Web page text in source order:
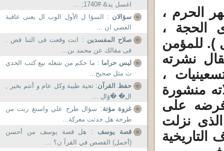
الحرم ،
الحجة ،
). للمؤمن
نشرته
،
منشورة
على
نزلت
اغسل ید& #1740; ...
سؤالان : السؤا ل الأول الوب ال يعنى عاقبة
العصي ان ...
صلاح المفسدين : انت وقعت فى التنا قض .
فى مقالك عن محمد بن...
ليس حراما : ما حكم من شغله بيع كتب الحدي
ث مثل صحيح...
حفظ القرآن: تحية طيبة وكل عام و أنتم بخير ,
ال� �ؤال ...
غزوة مؤتة: سؤال طرح علي واستغ ربت من
طرحة هل حدثت معركة...
قصة يوسف : هل قصة يوسف من أحسن
(أجمل) القصص في القرآ ن؟ ...